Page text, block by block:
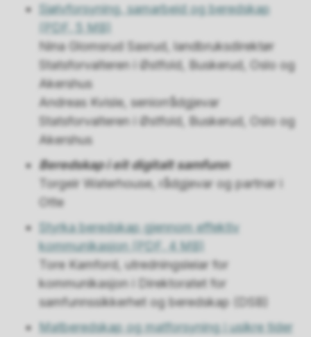
Sjølvforsyning, samarbeid og beredskap
(PDF, 5 MB)
Nina Glomsrud Saxrud, landbruksdirektør
Statsforvalteren i Østfold, Buskerud, Oslo og
Akershus
Andreas Kvisle, seniorrådgjevar
Statsforvalteren i Østfold, Buskerud, Oslo og
Akershus
Beredskap i eit digitalt samfunn
Torgeir Waterhouse, rådgjevar og partnar i
Otte
Styrka beredskap gjennom effektiv
kommunikasjon(PDF, 4 MB)
Tore Kamford, utredningsleiar for
kommunikasjon i Direktoratet for
samfunnssikkerhet og beredskap (DSB)
Matberedskap og matforsyning i usikre tider